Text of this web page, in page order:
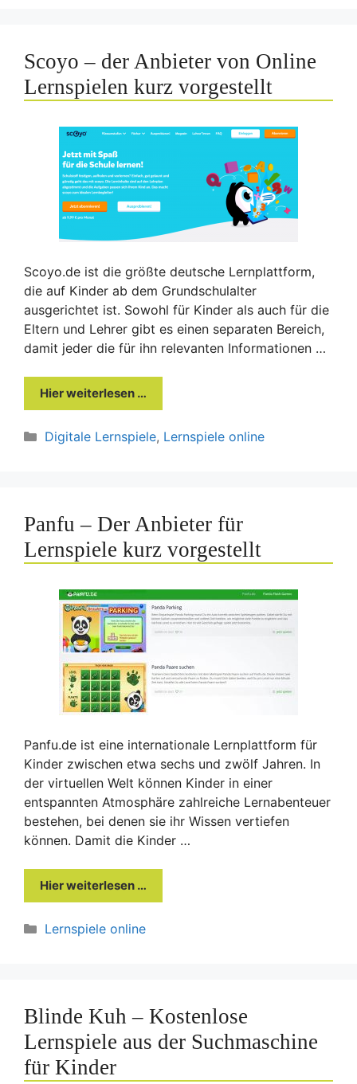
Scoyo – der Anbieter von Online
Lernspielen kurz vorgestellt
Scoyo.de ist die größte deutsche Lernplattform,
die auf Kinder ab dem Grundschulalter
ausgerichtet ist. Sowohl für Kinder als auch für die
Eltern und Lehrer gibt es einen separaten Bereich,
damit jeder die für ihn relevanten Informationen …
Hier weiterlesen …
Kategorien
Digitale Lernspiele, Lernspiele online
Panfu – Der Anbieter für
Lernspiele kurz vorgestellt
Panfu.de ist eine internationale Lernplattform für
Kinder zwischen etwa sechs und zwölf Jahren. In
der virtuellen Welt können Kinder in einer
entspannten Atmosphäre zahlreiche Lernabenteuer
bestehen, bei denen sie ihr Wissen vertiefen
können. Damit die Kinder …
Hier weiterlesen …
Kategorien
Lernspiele online
Blinde Kuh – Kostenlose
Lernspiele aus der Suchmaschine
für Kinder